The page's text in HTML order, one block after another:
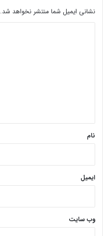
نشانی ایمیل شما منتشر نخواهد شد.
نام
ایمیل
وب‌ سایت